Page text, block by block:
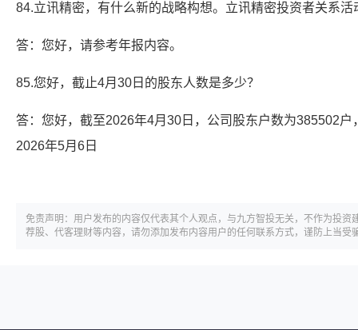
84.立讯精密，有什么新的战略构想。立讯精密投资者关系活
答：您好，请参考年报内容。
85.您好，截止4月30日的股东人数是多少？
答：您好，截至2026年4月30日，公司股东户数为385502
2026年5月6日
免责声明：用户发布的内容仅代表其个人观点，与九方智投无关，不作为投
荐股、代客理财等内容，请勿添加发布内容用户的任何联系方式，谨防上当受